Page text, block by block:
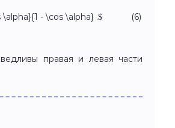
\alpha}{1 - \cos \alpha} .$ (6)
правая и левая части